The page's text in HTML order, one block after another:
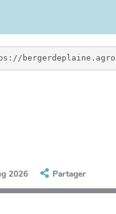
2026 Partager